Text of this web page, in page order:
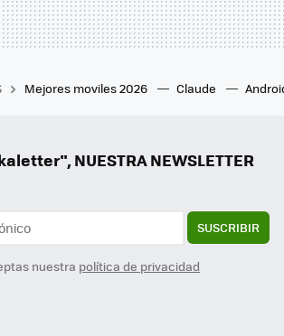
Mejores moviles 2026 Claude
NUESTRA NEWSLETTER
SUSCRIBIR
nuestra política de privacidad